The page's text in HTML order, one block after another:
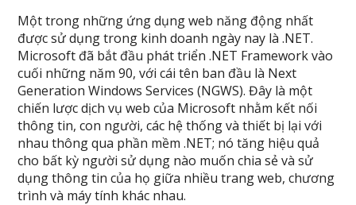
Một trong những ứng dụng web năng động nhất
được sử dụng trong kinh doanh ngày nay là .NET.
Microsoft đã bắt đầu phát triển .NET Framework vào
cuối những năm 90, với cái tên ban đầu là Next
Generation Windows Services (NGWS). Đây là một
chiến lược dịch vụ web của Microsoft nhằm kết nối
thông tin, con người, các hệ thống và thiết bị lại với
nhau thông qua phần mềm .NET; nó tăng hiệu quả
cho bất kỳ người sử dụng nào muốn chia sẻ và sử
dụng thông tin của họ giữa nhiều trang web, chương
trình và máy tính khác nhau.